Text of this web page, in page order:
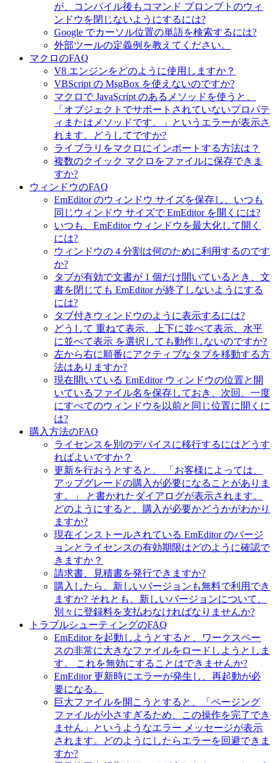
が、コンパイル後もコマンド プロンプトのウィ
ンドウを閉じないようにするには?
Google でカーソル位置の単語を検索するには?
外部ツールの定義例を教えてください。
マクロのFAQ
V8 エンジンをどのように使用しますか？
VBScript の MsgBox を使えないのですか?
マクロで JavaScript のあるメソッドを使うと、
「オブジェクトでサポートされていないプロパテ
ィまたはメソッドです。」というエラーが表示さ
れます。どうしてですか?
ライブラリをマクロにインポートする方法は？
複数のクイック マクロをファイルに保存できま
すか?
ウィンドウのFAQ
EmEditor のウィンドウ サイズを保存し、いつも
同じウィンドウ サイズで EmEditor を開くには?
いつも、EmEditor ウィンドウを最大化して開く
には?
ウィンドウの 4 分割は何のために利用するのです
か?
タブが有効で文書が 1 個だけ開いているとき、文
書を閉じても EmEditor が終了しないようにする
には?
タブ付きウィンドウのように表示するには?
どうして 重ねて表示、上下に並べて表示、水平
に並べて表示 を選択しても動作しないのですか?
左から右に順番にアクティブなタブを移動する方
法はありますか?
現在開いている EmEditor ウィンドウの位置と開
いているファイル名を保存しておき、次回、一度
にすべてのウィンドウを以前と同じ位置に開くに
は?
購入方法のFAQ
ライセンスを別のデバイスに移行するにはどうす
ればよいですか？
更新を行おうとすると、 「お客様によっては、
アップグレードの購入が必要になることがありま
す。」 と書かれたダイアログが表示されます。
どのようにすると、購入が必要かどうかがわかり
ますか?
現在インストールされている EmEditor のバージ
ョンとライセンスの有効期限はどのように確認で
きますか？
請求書、見積書を発行できますか?
購入したら、新しいバージョンも無料で利用でき
ますか? それとも、新しいバージョンについて、
別々に登録料を支払わなければなりませんか?
トラブルシューティングのFAQ
EmEditor を起動しようとすると、ワークスペー
スの非常に大きなファイルをロードしようとしま
す。 これを無効にすることはできませんか?
EmEditor 更新時にエラーが発生し、再起動が必
要になる。
巨大ファイルを開こうとすると、「ページング
ファイルが小さすぎるため、この操作を完了でき
ません」というようなエラー メッセージが表示
されます。どのようにしたらエラーを回避できま
すか?